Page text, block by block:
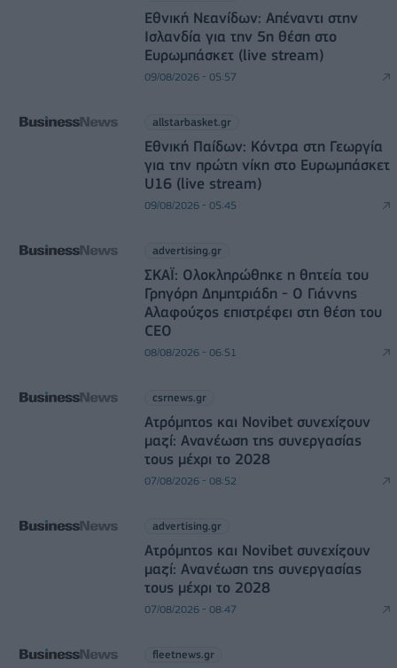
Εθνική Νεανίδων: Απέναντι στην
Ισλανδία για την 5η θέση στο
Ευρωμπάσκετ (live stream)
09/08/2026 - 05:57
allstarbasket.gr
Εθνική Παίδων: Κόντρα στη Γεωργία
για την πρώτη νίκη στο Ευρωμπάσκετ
U16 (live stream)
09/08/2026 - 05:45
advertising.gr
ΣΚΑΪ: Ολοκληρώθηκε η θητεία του
Γρηγόρη Δημητριάδη - Ο Γιάννης
Αλαφούζος επιστρέφει στη θέση του
CEO
08/08/2026 - 06:51
csrnews.gr
Ατρόμητος και Novibet συνεχίζουν
μαζί: Ανανέωση της συνεργασίας
τους μέχρι το 2028
07/08/2026 - 08:52
advertising.gr
Ατρόμητος και Novibet συνεχίζουν
μαζί: Ανανέωση της συνεργασίας
τους μέχρι το 2028
07/08/2026 - 08:47
fleetnews.gr